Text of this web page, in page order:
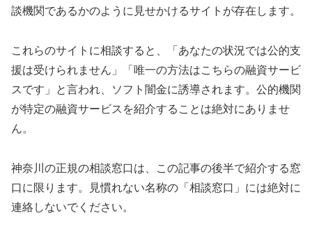
談機関であるかのように見せかけるサイトが存在します。
これらのサイトに相談すると、「あなたの状況では公的支
援は受けられません」「唯一の方法はこちらの融資サービ
スです」と言われ、ソフト闇金に誘導されます。公的機関
が特定の融資サービスを紹介することは絶対にありませ
ん。
神奈川の正規の相談窓口は、この記事の後半で紹介する窓
口に限ります。見慣れない名称の「相談窓口」には絶対に
連絡しないでください。